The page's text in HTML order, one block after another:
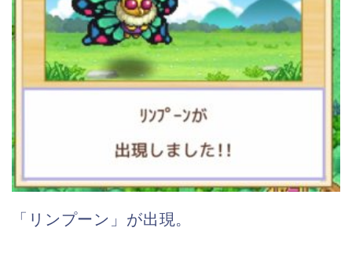
「リンプーン」が出現。